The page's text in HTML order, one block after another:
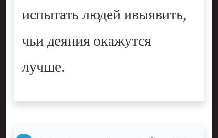
испытать людей ивыявить,
чьи деяния окажутся
лучше.